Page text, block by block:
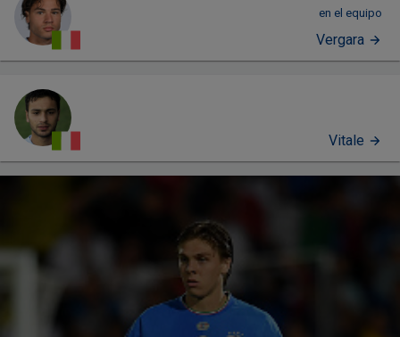
en el equipo
Vergara
Vitale